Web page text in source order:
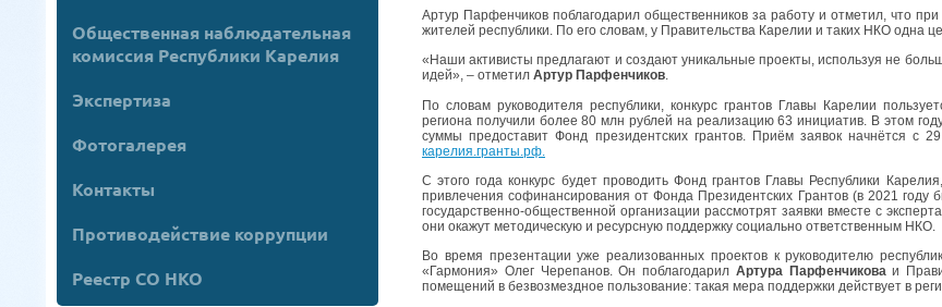
Общественная наблюдательная
комиссия Республики Карелия
Экспертиза
Фотогалерея
Контакты
Противодействие коррупции
Реестр СО НКО
Артур Парфенчиков поблагодарил общественников за работу и отметил, что
жителей республики. По его словам, у Правительства Карелии и таких НКО одна
«Наши активисты предлагают и создают уникальные проекты, используя не
идей», – отметил Артур Парфенчиков.
По словам руководителя республики, конкурс грантов Главы Карелии
региона получили более 80 млн рублей на реализацию 63 инициатив. В этом
суммы предоставит Фонд президентских грантов. Приём заявок начнётся с
карелия.гранты.рф
С этого года конкурс будет проводить Фонд грантов Главы Республики
привлечения софинансирования от Фонда Президентских Грантов (в 2021
государственно-общественной организации рассмотрят заявки вместе с
они окажут методическую и ресурсную поддержку социально ответственным НКО.
Во время презентации уже реализованных проектов к руководителю
«Гармония» Олег Черепанов. Он поблагодарил Артура Парфенчиковаи
помещений в безвозмездное пользование: такая мера поддержки действует в